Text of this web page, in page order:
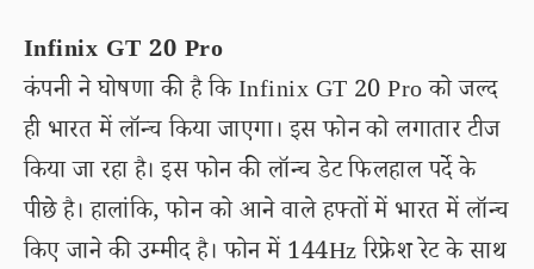
Infinix GT 20 Pro
कंपनी ने घोषणा की है कि Infinix GT 20 Pro को जल्द
ही भारत में लॉन्च किया जाएगा। इस फोन को लगातार टीज
किया जा रहा है। इस फोन की लॉन्च डेट फिलहाल पर्दे के
पीछे है। हालांकि, फोन को आने वाले हफ्तों में भारत में लॉन्च
किए जाने की उम्मीद है। फोन में 144Hz रिफ्रेश रेट के साथ